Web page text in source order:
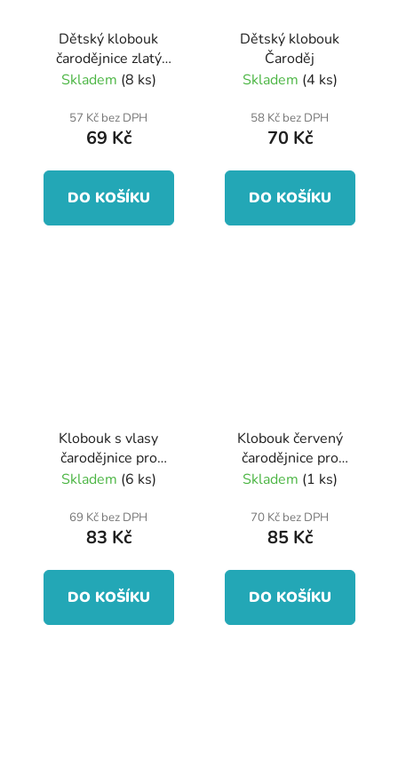
Dětský klobouk
čarodějnice zlatý
dekor
Skladem (8 ks)
57 Kč bez DPH
69 Kč
DO KOŠÍKU
Dětský klobouk
Čaroděj
Skladem (4 ks)
58 Kč bez DPH
70 Kč
DO KOŠÍKU
Klobouk s vlasy
čarodějnice pro
dospělé
Skladem (6 ks)
69 Kč bez DPH
83 Kč
DO KOŠÍKU
Klobouk červený
čarodějnice pro
dospělé
Skladem (1 ks)
70 Kč bez DPH
85 Kč
DO KOŠÍKU